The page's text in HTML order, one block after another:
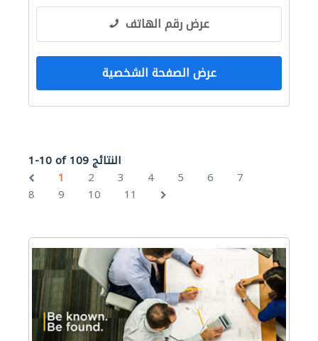
عرض رقم الهاتف
عرض الصفحة الشخصية
1-10 of 109 النتائج
1
2 3 4 5 6
7
8
9 10 11